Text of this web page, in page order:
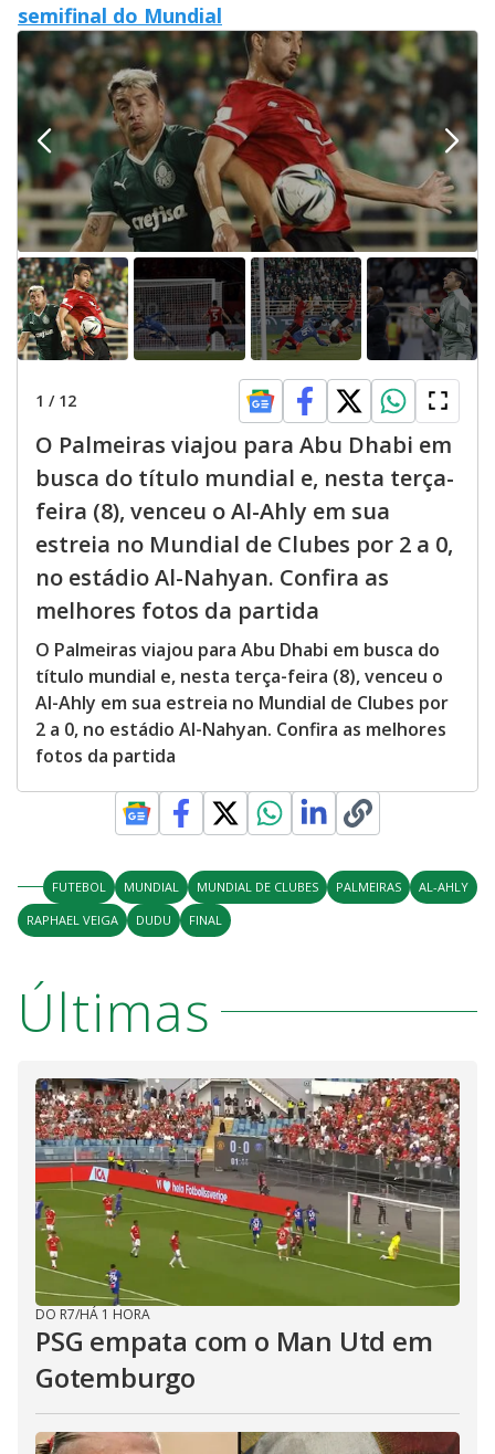
semifinal do Mundial
1 / 12
O Palmeiras viajou para Abu Dhabi em
busca do título mundial e, nesta terça-
feira (8), venceu o Al-Ahly em sua
estreia no Mundial de Clubes por 2 a 0,
no estádio Al-Nahyan. Confira as
melhores fotos da partida
O Palmeiras viajou para Abu Dhabi em busca do
título mundial e, nesta terça-feira (8), venceu o
Al-Ahly em sua estreia no Mundial de Clubes por
2 a 0, no estádio Al-Nahyan. Confira as melhores
fotos da partida
FUTEBOL MUNDIAL MUNDIAL DE CLUBES PALMEIRAS
AL-AHLY
RAPHAEL VEIGA
DUDU FINAL
Últimas
DO R7/HÁ 1 HORA
PSG empata com o Man Utd em
Gotemburgo